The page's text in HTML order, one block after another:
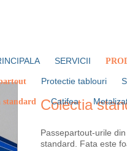
SERVICII
standard Catifea
Protectie tablouri
Colectia
Passepartout-urile
standard. Fata este